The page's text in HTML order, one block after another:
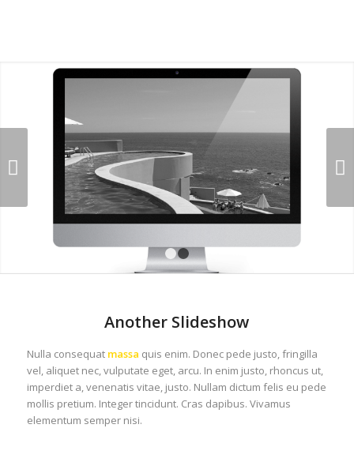
Next
Another Slideshow
Nulla consequat massa quis enim. Donec pede justo, fringilla
vel, aliquet nec, vulputate eget, arcu. In enim justo, rhoncus ut,
imperdiet a, venenatis vitae, justo. Nullam dictum felis eu pede
mollis pretium. Integer tincidunt. Cras dapibus. Vivamus
elementum semper nisi.